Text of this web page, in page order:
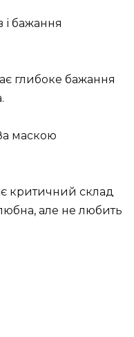
і бажання
глибоке бажання
маскою
критичний склад
але не любить